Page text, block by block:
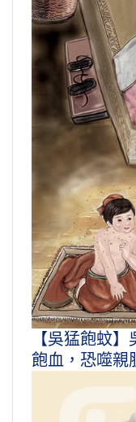
【吳猛飽蚊
飽血，恐噬親